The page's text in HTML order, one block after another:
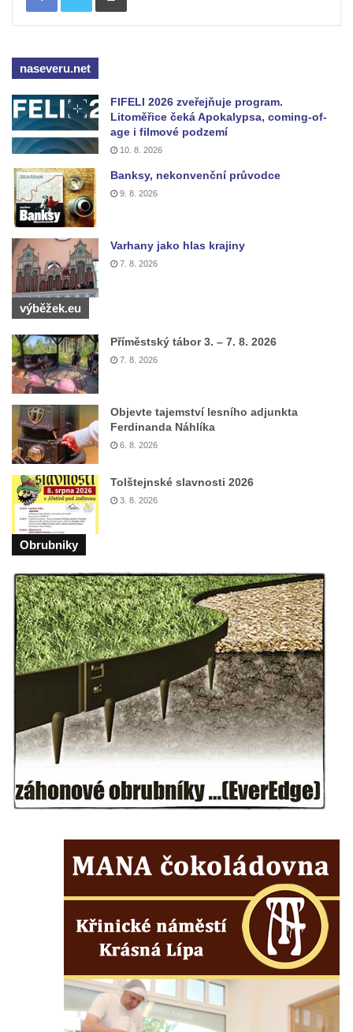
biskupské rezidenci v Českých
Budějovicích
Kamenném Újezdě
Pamětní kámen družebních obcí Kamenný
Újezd a Krauchthal v parku na Náměstí v
Kamenném Újezdě
Velešíně
Pomník J. V. Kamarýta v Krumlovské ulici ve
Velešíně
Pamětní deska arcibiskupa Micara ve
vstupu do poutního místa Římov
Plastika Koule v Gutenbergově ulici v
Liberci
Pamětní deska Vojtěcha Kocmicha na
domě čp. 37 v ulici Betlém v Římově
Pomník na paměť zrušení roboty v Plavu
Socha vodníka v Plavu
Socha ležícího koně v Sadech
Československé armády v Teplicích
Socha svatého Jana Nepomuckého v
Třebušíně
Pamětní deska Johanna Nepomuka
Fischera na domě čp. 5/16 na třídě 9.
Pamětní deska Johanna Neumanna
severně od Tokáně
Obrázek svatého Huberta na buku svatého
Huberta
Obrázek svatého Jakuba na skále u cesty
východně od Srbské Kamenice
Busta Jana Amose Komenského na domě
čp. 37 v Račicích
Sochy Ležící žena v Tierpark Chemnitz
Socha Panter v ZOO Leipzig
Socha Dívka s mušlí v ZOO Leipzig
Socha Tygr v ZOO Leipzig
Socha Atlet v ZOO Leipzig
Busta Karla Maxe Schneidera v ZOO
Leipzig
naseveru.net
FIFELI 2026 zveřejňuje program.
Litoměřice čeká Apokalypsa, coming-of-
age i filmové podzemí
10. 8. 2026
Banksy, nekonvenční průvodce
9. 8. 2026
Varhany jako hlas krajiny
7. 8. 2026
výběžek.eu
Příměstský tábor 3. – 7. 8. 2026
7. 8. 2026
Objevte tajemství lesního adjunkta
Ferdinanda Náhlíka
6. 8. 2026
Tolštejnské slavnosti 2026
3. 8. 2026
Obrubniky